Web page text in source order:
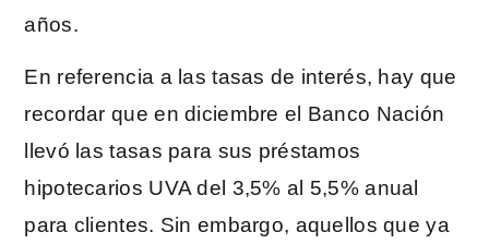
años.
En referencia a las tasas de interés, hay que
recordar que en diciembre el Banco Nación
llevó las tasas para sus préstamos
hipotecarios UVA del 3,5% al 5,5% anual
para clientes. Sin embargo, aquellos que ya